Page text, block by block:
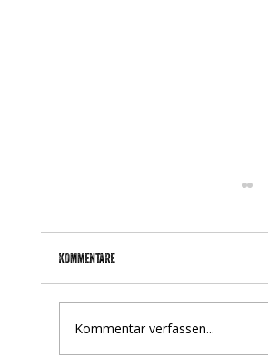
Bike • Grill ’n Chill ist zurück!
Kommentare
Kommentar verfassen...